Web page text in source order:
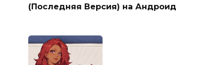
(Последняя Версия) на Андроид